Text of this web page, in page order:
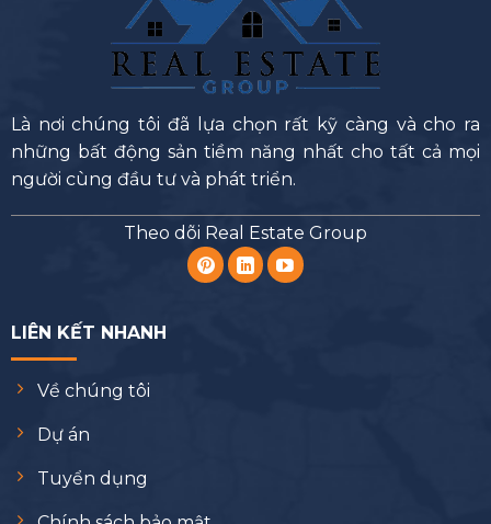
Là nơi chúng tôi đã lựa chọn rất kỹ càng và cho ra
những bất động sản tiềm năng nhất cho tất cả mọi
người cùng đầu tư và phát triển.
Theo dõi Real Estate Group
LIÊN KẾT NHANH
Về chúng tôi
Dự án
Tuyển dụng